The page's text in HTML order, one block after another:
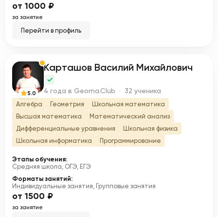
от 1000 ₽
за занятие
Перейти в профиль
К
5.0
Карташов Василий Михайлович
4 года в Geoma.Club · 32 ученика
Алгебра Геометрия
Школьная математика
Высшая математика
Математический анализ
Дифференциальные уравнения
Школьная физика
Школьная информатика
Программирование
Этапы обучения:
Средняя школа, ОГЭ, ЕГЭ
Форматы занятий:
Индивидуальные занятия, Групповые занятия
от 1500 ₽
за занятие